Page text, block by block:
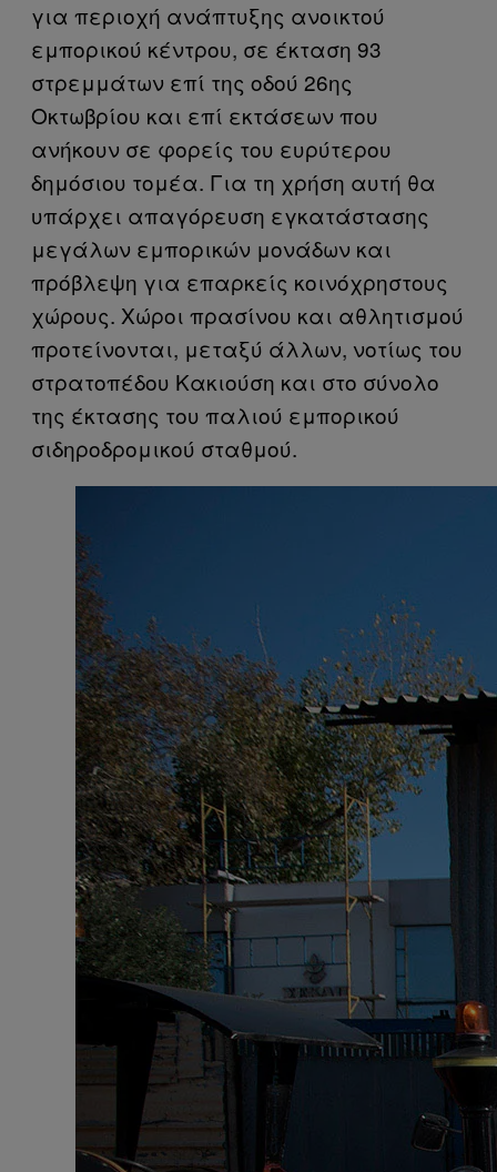
για περιοχή ανάπτυξης ανοικτού
εμπορικού κέντρου, σε έκταση 93
στρεμμάτων επί της οδού 26ης
Οκτωβρίου και επί εκτάσεων που
ανήκουν σε φορείς του ευρύτερου
δημόσιου τομέα. Για τη χρήση αυτή θα
υπάρχει απαγόρευση εγκατάστασης
μεγάλων εμπορικών μονάδων και
πρόβλεψη για επαρκείς κοινόχρηστους
χώρους. Χώροι πρασίνου και αθλητισμού
προτείνονται, μεταξύ άλλων, νοτίως του
στρατοπέδου Κακιούση και στο σύνολο
της έκτασης του παλιού εμπορικού
σιδηροδρομικού σταθμού.